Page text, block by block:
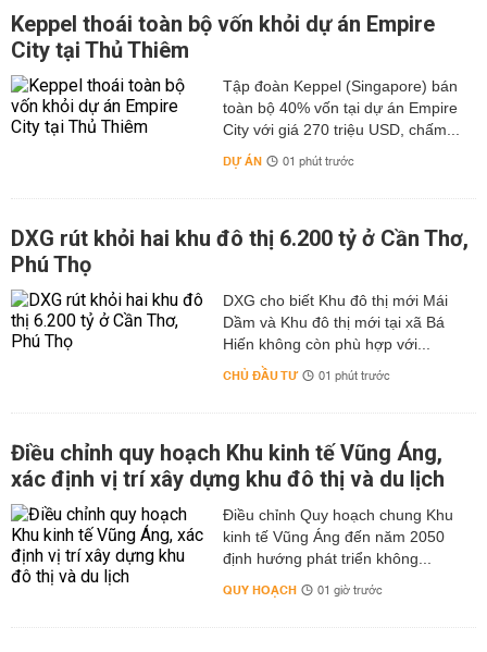
Keppel thoái toàn bộ vốn khỏi dự án Empire
City tại Thủ Thiêm
Tập đoàn Keppel (Singapore) bán
toàn bộ 40% vốn tại dự án Empire
City với giá 270 triệu USD, chấm...
DỰ ÁN 01 phút trước
DXG rút khỏi hai khu đô thị 6.200 tỷ ở Cần Thơ,
Phú Thọ
DXG cho biết Khu đô thị mới Mái
Dầm và Khu đô thị mới tại xã Bá
Hiến không còn phù hợp với...
CHỦ ĐẦU TƯ 01 phút trước
Điều chỉnh quy hoạch Khu kinh tế Vũng Áng,
xác định vị trí xây dựng khu đô thị và du lịch
Điều chỉnh Quy hoạch chung Khu
kinh tế Vũng Áng đến năm 2050
định hướng phát triển không...
QUY HOẠCH 01 giờ trước